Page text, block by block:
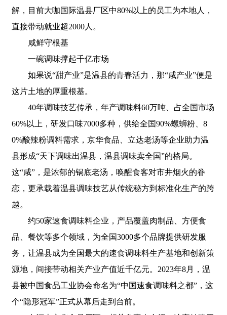
解，目前大咖国际温县厂区中80%以上的员工为本地人，
直接带动就业超2000人。
咸鲜守根基
一碗调味撑起千亿市场
如果说“甜产业”是温县的青春活力，那“咸产业”便是
这片土地的厚重根基。
40年调味技艺传承，年产调味料60万吨、占全国市场
60%以上，研发口味7000多种，供给全国90%螺蛳粉、8
0%酸辣粉调料需求，京华食品、立达老汤等企业助力温
县形成“天下调味出温县，温县调味卖全国”的格局。
这“咸”，是浓郁的锅底老汤，唤醒食客对市井烟火的眷
恋，更承载着温县调味技艺从传统秘方到标准化生产的跨
越。
约50家速食调味料企业，产品覆盖肉制品、方便食
品、餐饮等多个领域，为全国3000多个品牌提供研发服
务，让温县成为全国最大的速食调味料生产基地和创新策
源地，间接带动相关产业产值近千亿元。2023年8月，温
县被中国食品工业协会命名为“中国速食调味料之都”，这
个“隐形冠军”正式从幕后走到台前。